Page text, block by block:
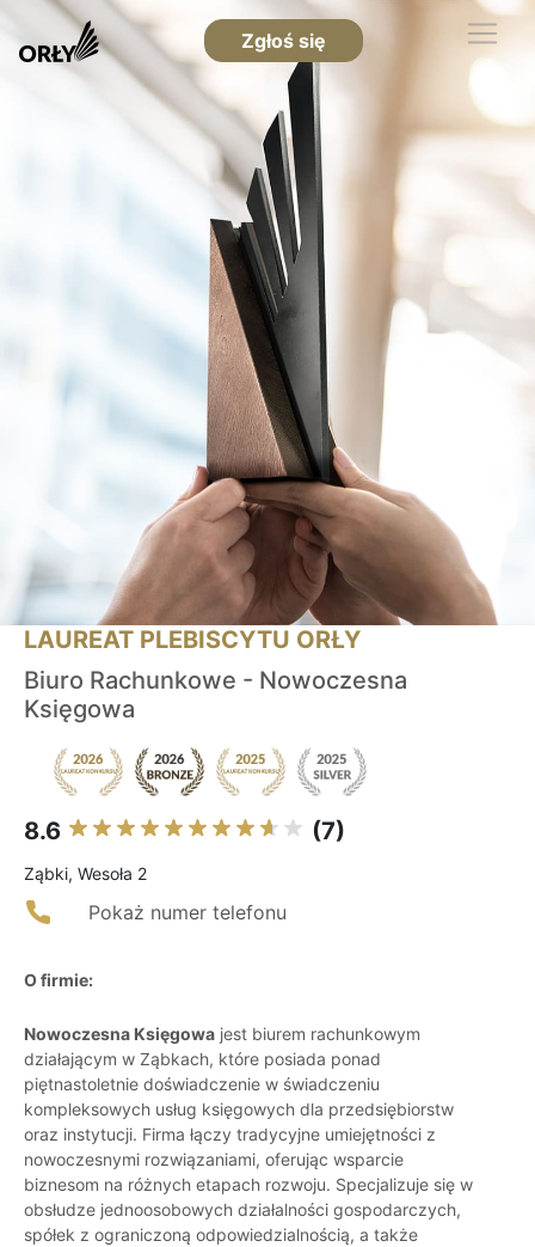
Zgłoś się
LAUREAT PLEBISCYTU ORŁY
Biuro Rachunkowe - Nowoczesna
Księgowa
8.6 (7)
Ząbki, Wesoła 2
Pokaż numer telefonu
O firmie:
Nowoczesna Księgowa jest biurem rachunkowym
działającym w Ząbkach, które posiada ponad
piętnastoletnie doświadczenie w świadczeniu
kompleksowych usług księgowych dla przedsiębiorstw
oraz instytucji. Firma łączy tradycyjne umiejętności z
nowoczesnymi rozwiązaniami, oferując wsparcie
biznesom na różnych etapach rozwoju. Specjalizuje się w
obsłudze jednoosobowych działalności gospodarczych,
spółek z ograniczoną odpowiedzialnością, a także